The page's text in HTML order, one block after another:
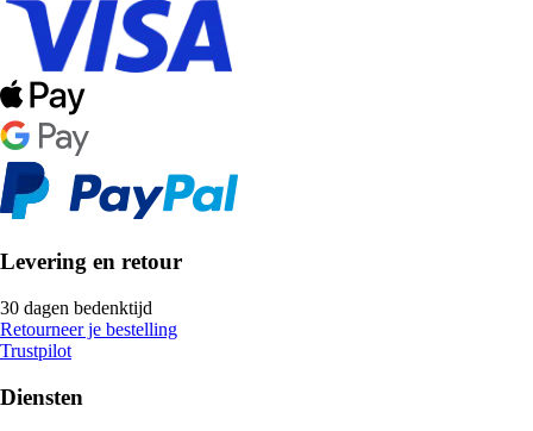
Levering en retour
30 dagen bedenktijd
Retourneer je bestelling
Trustpilot
Diensten